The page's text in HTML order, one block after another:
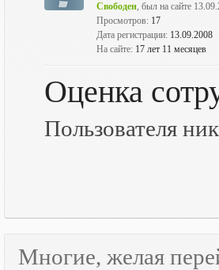
Свободен, был на сайте
Просмотров: 17
Дата регистрации: 13.09.2008
На сайте: 17 лет 11 месяцев
Оценка
Пользователя
Многие, желая